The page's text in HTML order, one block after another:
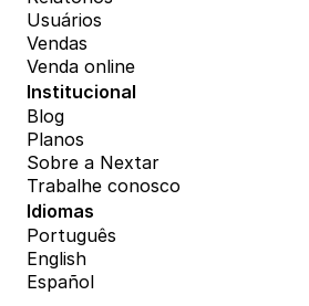
Usuários
Vendas
Venda online
Institucional
Blog
Planos
Sobre a Nextar
Trabalhe conosco
Idiomas
Português
English
Español